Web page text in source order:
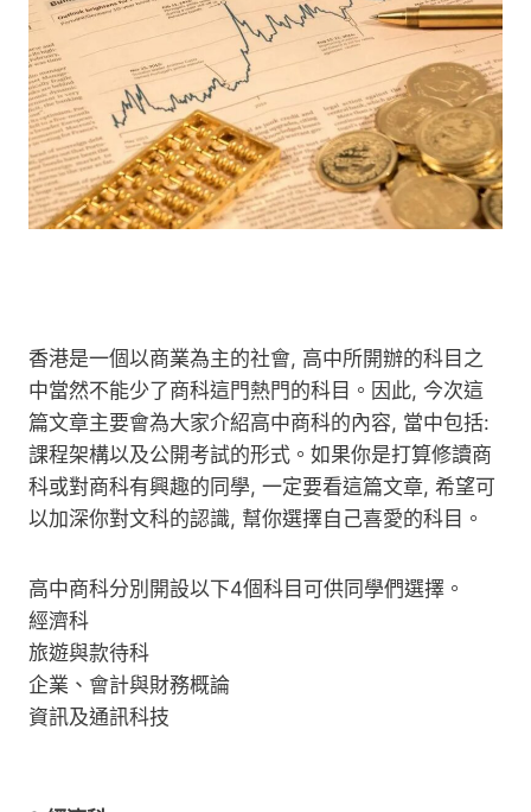
香港是一個以商業為主的社會, 高中所開辦的科目之
中當然不能少了商科這門熱門的科目。因此, 今次這
篇文章主要會為大家介紹高中商科的內容, 當中包括:
課程架構以及公開考試的形式。如果你是打算修讀商
科或對商科有興趣的同學, 一定要看這篇文章, 希望可
以加深你對文科的認識, 幫你選擇自己喜愛的科目。
高中商科分別開設以下4個科目可供同學們選擇。
經濟科
旅遊與款待科
企業、會計與財務概論
資訊及通訊科技